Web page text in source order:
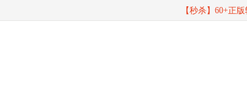
【秒杀】60+正